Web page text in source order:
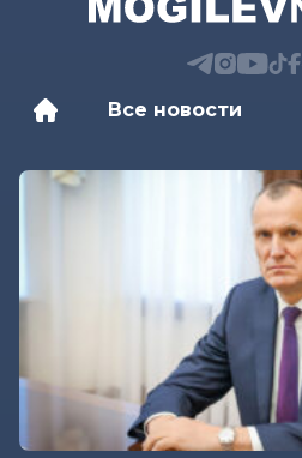
Все новости